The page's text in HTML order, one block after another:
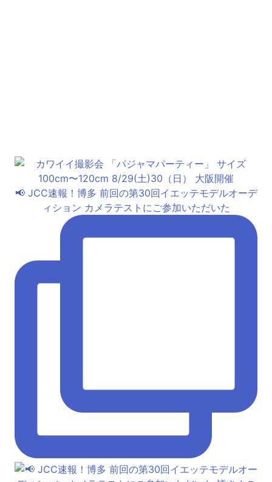
📢 JCC速報！博多 前回の第30回イエッテモデルオーデ
ィション カメラテストにご参加いただいた